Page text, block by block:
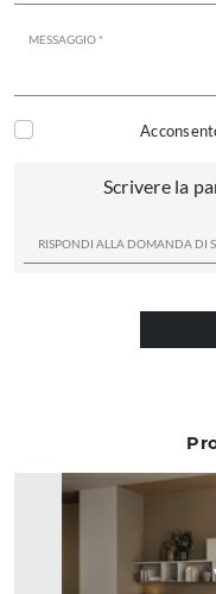
Scrivere la